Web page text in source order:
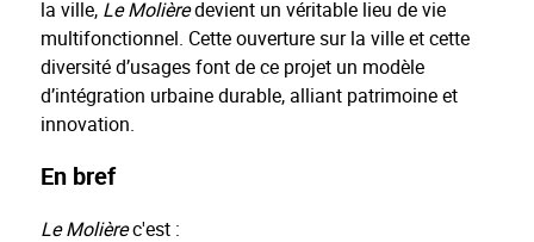
la ville, Le Molièredevient un véritable lieu de vie
multifonctionnel. Cette ouverture sur la ville et cette
diversité d’usages font de ce projet un modèle
d’intégration urbaine durable, alliant patrimoine et
innovation.
En bref
Le Molièrec'est :